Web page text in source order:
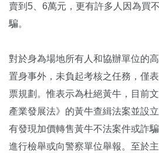
賣到5、6萬元，更有許多人因為買
騙。
對於身為場地所有人和協辦單位的
置身事外，未負起考核之任務，僅
票規劃。惟表示為杜絕黃牛，目前
產業發展法》的黃牛查緝法案並設
有發現加價轉售黃牛不法案件或詐
進行檢舉或向警察單位舉報。至於